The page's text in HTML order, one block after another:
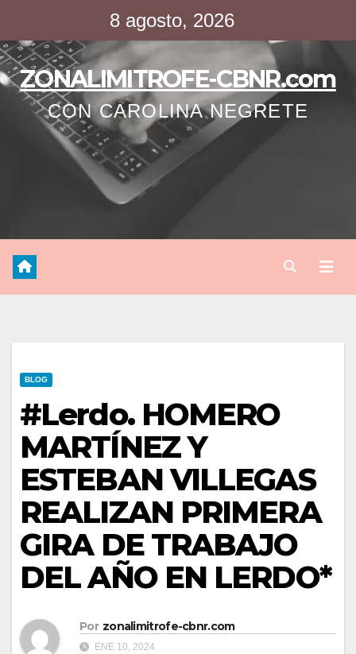
contenido
8 agosto, 2026
ZONALIMITROFE-CBNR.com
CON CAROLINA NEGRETE
BLOG
#Lerdo. HOMERO
MARTÍNEZ Y
ESTEBAN VILLEGAS
REALIZAN PRIMERA
GIRA DE TRABAJO
DEL AÑO EN LERDO*
Por zonalimitrofe-cbnr.com
ENE 10, 2024